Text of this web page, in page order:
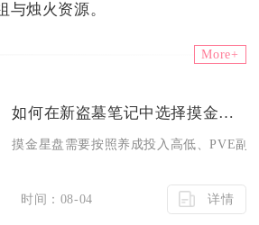
与烛火资源。
More+
如何在新盗墓笔记中选择摸金星盘
摸金星盘需要按照养成投入高低、PVE副
时间：08-04 详情